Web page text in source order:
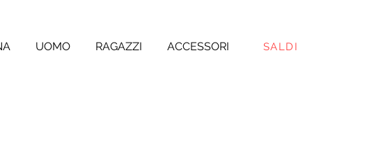
UOMO RAGAZZI ACCESSORI SALDI